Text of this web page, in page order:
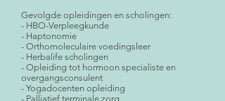
Gevolgde opleidingen en scholingen:
- HBO-Verpleegkunde
- Haptonomie
- Orthomoleculaire voedingsleer
- Herbalife scholingen
- Opleiding tot hormoon specialiste en
overgangsconsulent
- Yogadocenten opleiding
- Palliatief terminale zorg